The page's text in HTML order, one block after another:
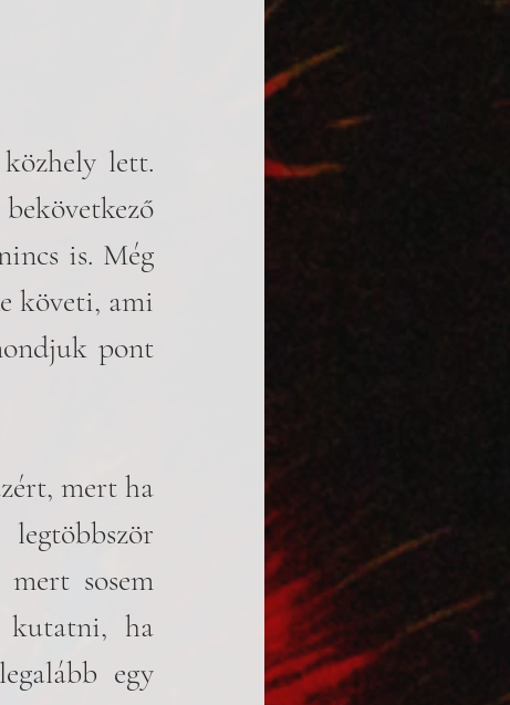
lett.
is. Még
követi, ami
pont
mert ha
sosem
kutatni, ha
egy